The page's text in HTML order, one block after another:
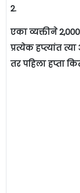
2.
एका व्यक्तीने
प्रत्येक हप्त्यांत
तर पहिला हप्ता